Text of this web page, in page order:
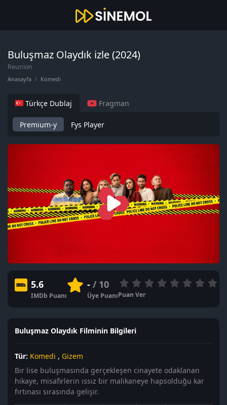
Buluşmaz Olaydık izle (2024)
Reunion
Anasayfa Komedi
Türkçe Dublaj Fragman
Premium-y Fys Player
5.6
IMDb Puanı
-/ 10
Üye PuanıPuan Ver
Buluşmaz Olaydık Filminin Bilgileri
Tür: Komedi , Gizem
Bir lise buluşmasında gerçekleşen cinayete odaklanan
hikaye, misafirlerin ıssız bir malikaneye hapsolduğu kar
fırtınası sırasında gelişir.